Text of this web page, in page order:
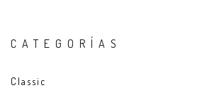
CATEGORÍAS
Classic